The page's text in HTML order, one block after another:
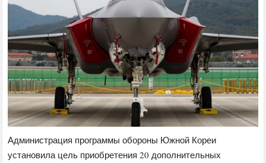
Администрация программы обороны Южной Кореи
установила цель приобретения 20 дополнительных